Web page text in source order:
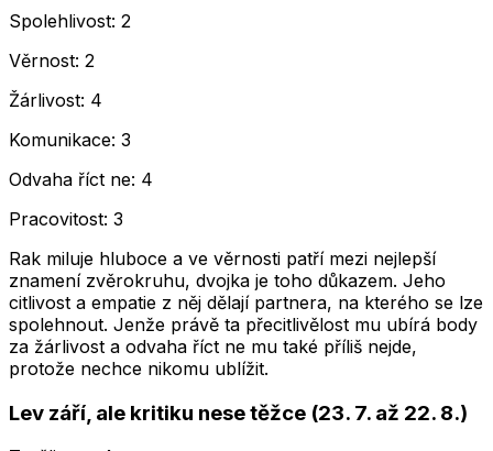
Spolehlivost: 2
Věrnost: 2
Žárlivost: 4
Komunikace: 3
Odvaha říct ne: 4
Pracovitost: 3
Rak miluje hluboce a ve věrnosti patří mezi nejlepší
znamení zvěrokruhu, dvojka je toho důkazem. Jeho
citlivost a empatie z něj dělají partnera, na kterého se lze
spolehnout. Jenže právě ta přecitlivělost mu ubírá body
za žárlivost a odvaha říct ne mu také příliš nejde,
protože nechce nikomu ublížit.
Lev září, ale kritiku nese těžce (23. 7. až 22. 8.)